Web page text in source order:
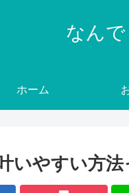
なん
ホーム
いやすい方